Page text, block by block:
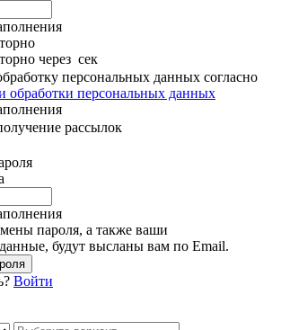
через сек
персональных данных согласно
обработки персональных данных
рассылок
пароля, а также ваши
будут высланы вам по Email.
Войти